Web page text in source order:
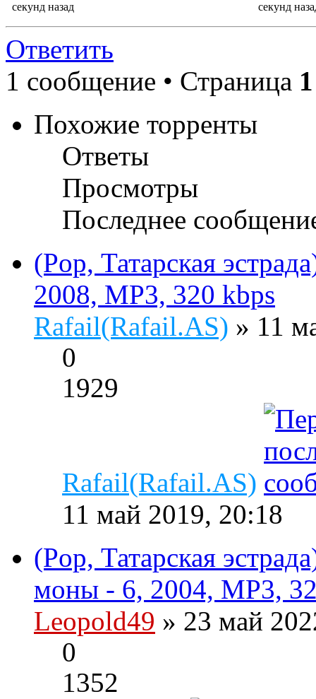
секунд назад секунд
Ответить
1 сообщение • Страница 1
Похожие торренты
Ответы
Просмотры
Последнее
(Pop, Татарская
2008, MP3, 320 kbps
Rafail(Rafail.AS) » 11
0
1929
Rafail(Rafail.AS)
11 май 2019, 20:18
(Pop, Татарская
моны - 6, 2004, MP3,
Leopold49 » 23 май
0
1352